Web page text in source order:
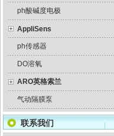
ph酸碱度电极
AppliSens
ph传感器
DO溶氧
ARO英格索兰
气动隔膜泵
联系我们